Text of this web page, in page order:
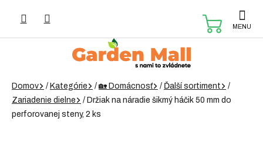
Domov / Kategórie / 🏡 Domácnosť / Ďalší sortiment
/
Zariadenie dielne
/ Držiak na náradie šikmý háčik 50 mm do
perforovanej steny, 2 ks